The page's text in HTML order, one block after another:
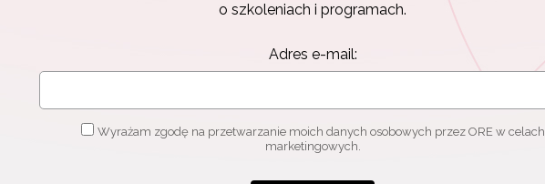
o szkoleniach i programach.
Adres e-mail:
Wyrażam zgodę na przetwarzanie moich danych osobowych przez ORE w celach
marketingowych.